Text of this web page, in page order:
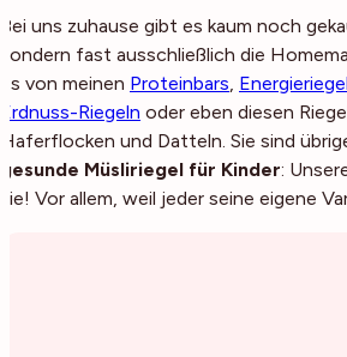
Bei uns zuhause gibt es kaum noch
sondern fast ausschließlich die
es von meinen Proteinbars,
Erdnuss-Riegeln oder eben diesen
Haferflocken und Datteln. Sie sind
gesunde Müsliriegel für Kinder:
sie! Vor allem, weil jeder seine eigene